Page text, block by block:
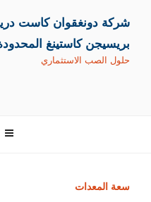
المحتوى
شركة دونغقوان كاست
بريسيجن كاستينغ
حلول الصب الاستثماري
سعة المعدات